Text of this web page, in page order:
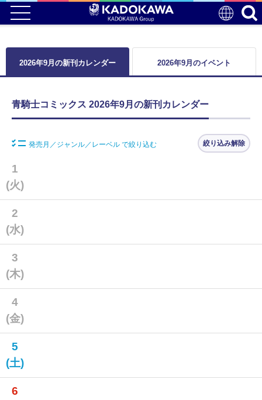
2026年9月の新刊カレンダー 2026年9月のイベント
青騎士コミックス 2026年9月の新刊カレンダー
発売月／ジャンル／レーベル で絞り込む 絞り込み解除
1
(火)
2
(水)
3
(木)
4
(金)
5
(土)
6